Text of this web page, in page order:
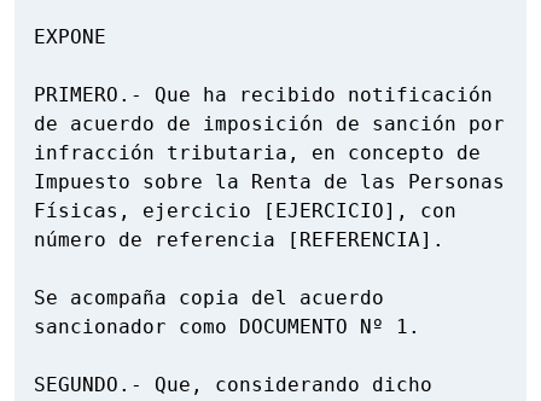
EXPONE
PRIMERO.- Que ha recibido notificación
de acuerdo de imposición de sanción por
infracción tributaria, en concepto de
Impuesto sobre la Renta de las Personas
Físicas, ejercicio [EJERCICIO], con
número de referencia [REFERENCIA].
Se acompaña copia del acuerdo
sancionador como DOCUMENTO Nº 1.
SEGUNDO.- Que, considerando dicho